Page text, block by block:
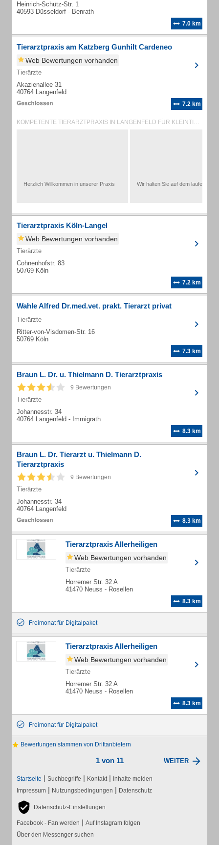
Heinrich-Schütz-Str. 1
40593 Düsseldorf - Benrath
7.0 km
Tierarztpraxis am Katzberg Gunhilt Cardeneo
Web Bewertungen vorhanden
Tierärzte
Akazienallee 31
40764 Langenfeld
7.2 km
KOMPETENTE TIERARZTPRAXIS IN LANGENFELD FÜR KLEINTIERE, VÖGEL & REPTILIEN - MI...
Herzlich Willkommen in unserer Praxis Wir halten Sie auf dem laufenden
Tierarztpraxis Köln-Langel
Web Bewertungen vorhanden
Tierärzte
Cohnenhofstr. 83
50769 Köln
7.2 km
Wahle Alfred Dr.med.vet. prakt. Tierarzt privat
Tierärzte
Ritter-von-Visdomen-Str. 16
50769 Köln
7.3 km
Braun L. Dr. u. Thielmann D. Tierarztpraxis
9 Bewertungen
Tierärzte
Johannesstr. 34
40764 Langenfeld - Immigrath
8.3 km
Braun L. Dr. Tierarzt u. Thielmann D.
Tierarztpraxis
9 Bewertungen
Tierärzte
Johannesstr. 34
40764 Langenfeld
8.3 km
Tierarztpraxis Allerheiligen
Web Bewertungen vorhanden
Tierärzte
Horremer Str. 32 A
41470 Neuss - Rosellen
8.3 km
Freimonat für Digitalpaket
Tierarztpraxis Allerheiligen
Web Bewertungen vorhanden
Tierärzte
Horremer Str. 32 A
41470 Neuss - Rosellen
8.3 km
Freimonat für Digitalpaket
Bewertungen stammen von Drittanbietern
1 von 11 WEITER
Startseite | Suchbegriffe | Kontakt | Inhalte melden
Impressum | Nutzungsbedingungen | Datenschutz
Datenschutz-Einstellungen
Facebook - Fan werden | Auf Instagram folgen
Über den Messenger suchen